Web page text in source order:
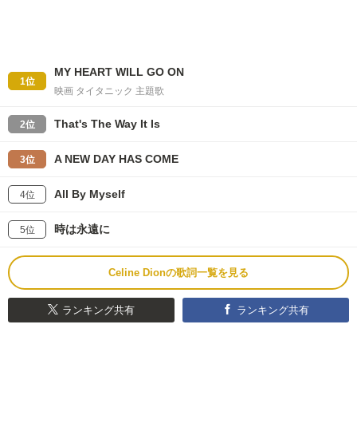
1位
MY HEART WILL GO ON
映画 タイタニック 主題歌
2位 That's The Way It Is
3位 A NEW DAY HAS COME
4位 All By Myself
5位 時は永遠に
Celine Dionの歌詞一覧を見る
ランキング共有 ランキング共有